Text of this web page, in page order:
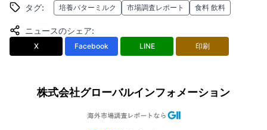
タグ: 培養バターミルク 市場調査レポート 食料 飲料
ニュースのシェア:
X Facebook LINE 印刷
株式会社グローバルインフォメーション